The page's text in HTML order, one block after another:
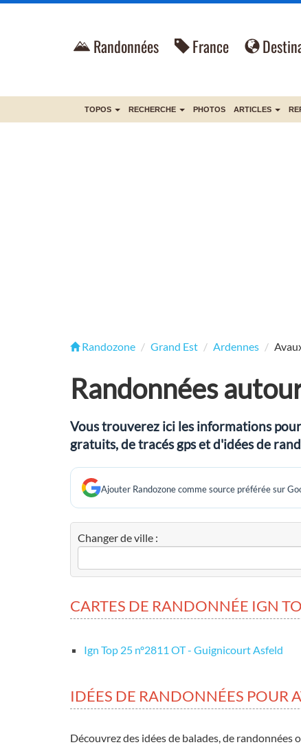
Randonnées France
TOPOS RECHERCHE PHOTOS ARTICLES
Randozone Grand Est Ardennes
Randonnées
Vous trouverez ici les informations
gratuits, de tracés gps et d'idées de
Ajouter Randozone comme source préférée sur
Changer de ville :
CARTES DE RANDONNÉE IGN
Ign Top 25 nº2811 OT - Guignicourt Asfeld
IDÉES DE RANDONNÉES POUR
Découvrez des idées de balades, de randonnées